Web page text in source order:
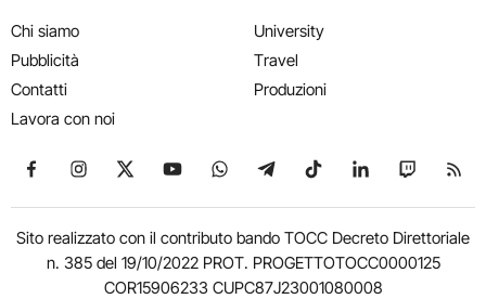
Chi siamo
Pubblicità
Contatti
Lavora con noi
University
Travel
Produzioni
Seguici su Facebook
Seguici su Instagram
Seguici su X
Seguici su YouTube
Seguici su WhatsApp
Seguici su Telegram
Seguici su TikTok
Seguici su
Seguici
Sito realizzato con il contributo bando TOCC Decreto Direttoriale
n. 385 del 19/10/2022 PROT. PROGETTOTOCC0000125
COR15906233 CUPC87J23001080008